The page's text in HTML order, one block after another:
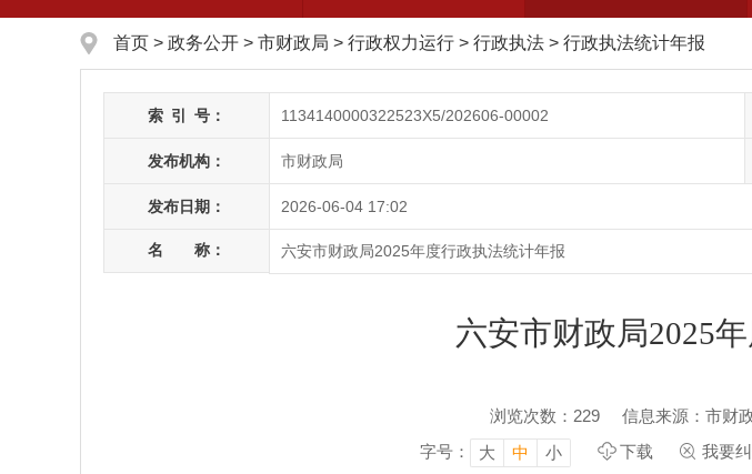
首页 > 政务公开 > 市财政局 > 行政权力运行 > 行政执法 > 行政执法统计年报
索 引 号： 1134140000322523X5/202606-00002
发布机构： 市财政局
发布日期： 2026-06-04 17:02
名 称： 六安市财政局2025年度行政执法统计年报
六安市财政局2025
浏览次数： 229 信息来源：市财
字号：
大 中 小 下载 我要